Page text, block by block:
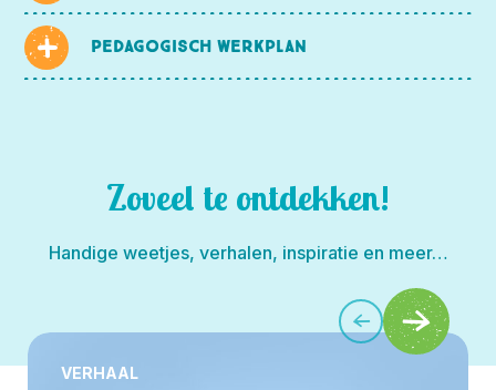
Pedagogisch werkplan
Zoveel te ontdekken!
Handige weetjes, verhalen, inspiratie en meer…
VERHAAL